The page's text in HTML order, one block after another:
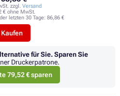
zzgl. Versand
€ ohne MwSt.
letzten 30 Tage: 86,86 €
Kaufen
für Sie.Sparen Sie
Druckerpatrone.
79,52 € sparen